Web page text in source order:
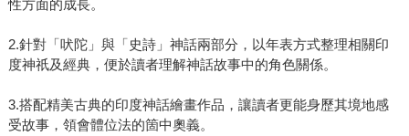
性方面的成長。
2.針對「吠陀」與「史詩」神話兩部分，以年表方式整理相關印
度神祇及經典，便於讀者理解神話故事中的角色關係。
3.搭配精美古典的印度神話繪畫作品，讓讀者更能身歷其境地感
受故事，領會體位法的箇中奧義。